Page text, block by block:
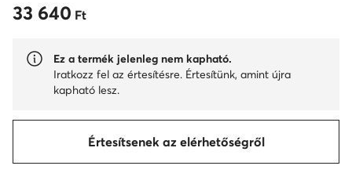
33 640 Ft
33 640 Ft
Ez a termék jelenleg nem kapható.
Iratkozz fel az értesítésre. Értesítünk, amint újra
kapható lesz.
Értesítsenek az elérhetőségről